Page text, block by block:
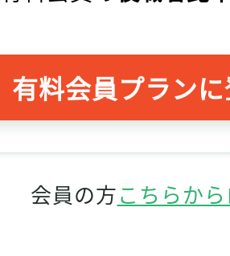
有料会員プラン
会員の方こちらか